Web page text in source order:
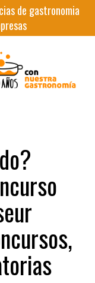
de gastronomia